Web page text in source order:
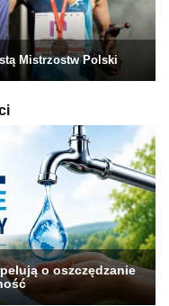
Mistrzostw Polski
o oszczędzanie